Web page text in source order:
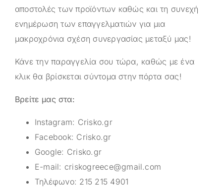
αποστολές των προϊόντων καθώς και τη συνεχή
ενημέρωση των επαγγελματιών για μια
μακροχρόνια σχέση συνεργασίας μεταξύ μας!
Κάνε την παραγγελία σου τώρα, καθώς με ένα
κλικ θα βρίσκεται σύντομα στην πόρτα σας!
Βρείτε μας στα:
Instagram: Crisko.gr
Facebook: Crisko.gr
Google: Crisko.gr
E-mail: criskogreece@gmail.com
Τηλέφωνο: 215 215 4901